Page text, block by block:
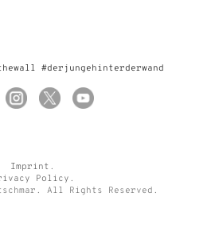
#derjungehinterderwand
Imprint .
Policy .
All Rights Reserved.